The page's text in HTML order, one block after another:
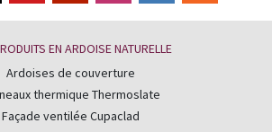
EN ARDOISE NATURELLE
Ardoises de couverture
thermique Thermoslate
Façade ventilée Cupaclad